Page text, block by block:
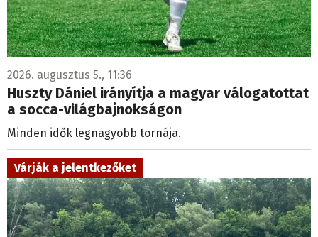
CAPTCHA
Ez a kérdés vizsgálja, hogy vajon ember-e a látogató, valamint
megelőzi az automatikus kéretlen üzenetek beküldését.
Ez is érdekelheti
Meglepő felkérés